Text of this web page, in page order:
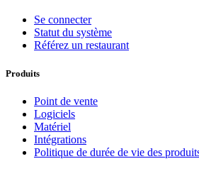
Se connecter
Statut du système
Référez un restaurant
Produits
Point de vente
Logiciels
Matériel
Intégrations
Politique de durée de vie des